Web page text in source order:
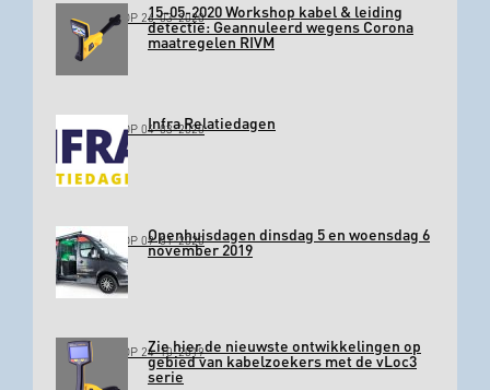
GEPLAATST OP 26-03-202015-05-2020 Workshop kabel & leiding
detectie: Geannuleerd wegens Corona
maatregelen RIVM
GEPLAATST OP 04-03-2020Infra Relatiedagen
GEPLAATST OP 09-01-2020Openhuisdagen dinsdag 5 en woensdag 6
november 2019
GEPLAATST OP 24-10-2019Zie hier de nieuwste ontwikkelingen op
gebied van kabelzoekers met de vLoc3
serie